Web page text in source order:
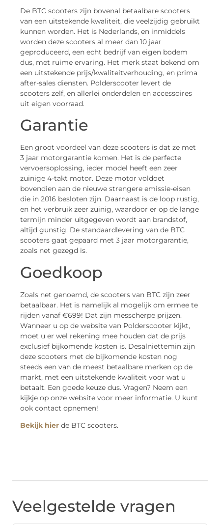
De BTC scooters zijn bovenal betaalbare scooters
van een uitstekende kwaliteit, die veelzijdig gebruikt
kunnen worden. Het is Nederlands, en inmiddels
worden deze scooters al meer dan 10 jaar
geproduceerd, een echt bedrijf van eigen bodem
dus, met ruime ervaring. Het merk staat bekend om
een uitstekende prijs/kwaliteitverhouding, en prima
after-sales diensten. Polderscooter levert de
scooters zelf, en allerlei onderdelen en accessoires
uit eigen voorraad.
Garantie
Een groot voordeel van deze scooters is dat ze met
3 jaar motorgarantie komen. Het is de perfecte
vervoersoplossing, ieder model heeft een zeer
zuinige 4-takt motor. Deze motor voldoet
bovendien aan de nieuwe strengere emissie-eisen
die in 2016 besloten zijn. Daarnaast is de loop rustig,
en het verbruik zeer zuinig, waardoor er op de lange
termijn minder uitgegeven wordt aan brandstof,
altijd gunstig. De standaardlevering van de BTC
scooters gaat gepaard met 3 jaar motorgarantie,
zoals net gezegd is.
Goedkoop
Zoals net genoemd, de scooters van BTC zijn zeer
betaalbaar. Het is namelijk al mogelijk om ermee te
rijden vanaf €699! Dat zijn messcherpe prijzen.
Wanneer u op de website van Polderscooter kijkt,
moet u er wel rekening mee houden dat de prijs
exclusief bijkomende kosten is. Desalniettemin zijn
deze scooters met de bijkomende kosten nog
steeds een van de meest betaalbare merken op de
markt, met een uitstekende kwaliteit voor wat u
betaalt. Een goede keuze dus. Vragen? Neem een
kijkje op onze website voor meer informatie. U kunt
ook contact opnemen!
Bekijk hier de BTC scooters.
Veelgestelde vragen